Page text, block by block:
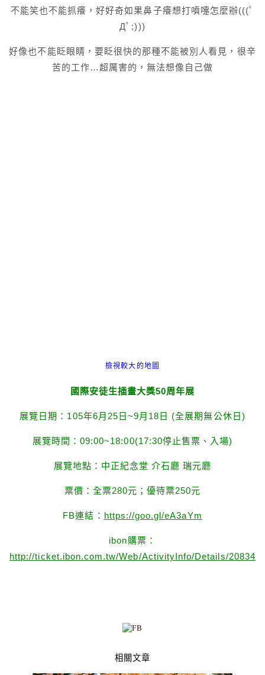
不能笑也不能抓癢，好好奇如果鼻子癢想打噴嚏怎麼辦(((ﾟ
Дﾟ;)))
好像也不能眨眼睛，要眨很快的那種不能被別人看見， 很辛
苦的工作…超厲害的，無法想像自己做
檢視較大的地圖
國際安徒生插畫大獎50周年展
展覽日期：105年6月25日~9月18日 (全展期無公休日)
展覽時間：09:00~18:00(17:30停止售票、入場)
展覽地點：中正紀念堂 介石廳 瑞元廳
票價：全票280元；優待票250元
FB連結： https://goo.gl/eA3aYm
ibon購票：
http://ticket.ibon.com.tw/Web/ActivityInfo/Details/20834
相關文章